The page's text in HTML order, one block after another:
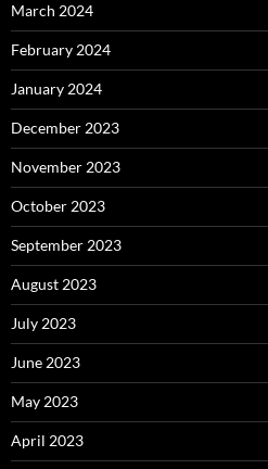
March 2024
February 2024
January 2024
December 2023
November 2023
October 2023
September 2023
August 2023
July 2023
June 2023
May 2023
April 2023